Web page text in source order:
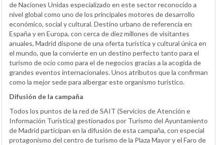
de Naciones Unidas especializado en este sector reconocido a
nivel global como uno de los principales motores de desarrollo
económico, social y cultural. Destino urbano de referencia en
España y en Europa, con cerca de diez millones de visitantes
anuales, Madrid dispone de una oferta turística y cultural única en
el mundo, que la convierte en un destino perfecto tanto para el
turismo de ocio como para el de negocios gracias a la acogida de
grandes eventos internacionales. Unos atributos que la confirman
como la mejor sede para albergar este organismo turístico.
Difusión de la campaña
Todos los puntos de la red de SAIT (Servicios de Atención e
Información Turística) gestionados por Turismo del Ayuntamiento
de Madrid participan en la difusión de esta campaña, con especial
protagonismo del centro de turismo de la Plaza Mayor y el Faro de